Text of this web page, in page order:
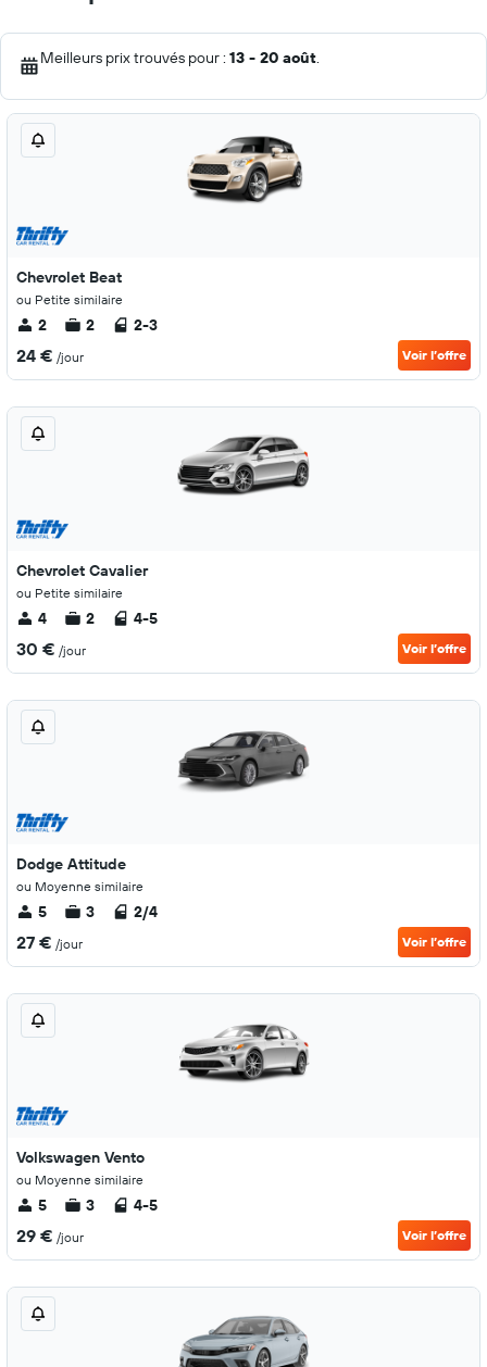
Meilleurs prix trouvés pour : 13 - 20 août.
Chevrolet Beat
ou Petite similaire
2 2 2-3
24 € /jour Voir l’offre
Chevrolet Cavalier
ou Petite similaire
4 2 4-5
30 € /jour Voir l’offre
Dodge Attitude
ou Moyenne similaire
5 3 2/4
27 € /jour Voir l’offre
Volkswagen Vento
ou Moyenne similaire
5 3 4-5
29 € /jour Voir l’offre